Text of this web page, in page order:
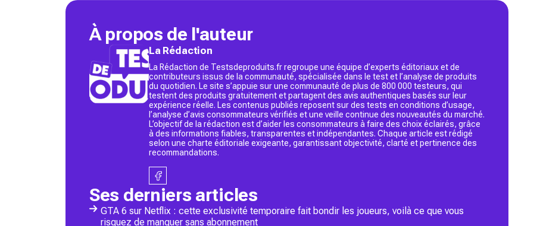
À propos de l'auteur
La Rédaction
La Rédaction de Testsdeproduits.fr regroupe une équipe d’experts éditoriaux et de
contributeurs issus de la communauté, spécialisée dans le test et l’analyse de produits
du quotidien. Le site s’appuie sur une communauté de plus de 800 000 testeurs, qui
testent des produits gratuitement et partagent des avis authentiques basés sur leur
expérience réelle. Les contenus publiés reposent sur des tests en conditions d’usage,
l’analyse d’avis consommateurs vérifiés et une veille continue des nouveautés du marché.
L’objectif de la rédaction est d’aider les consommateurs à faire des choix éclairés, grâce
à des informations fiables, transparentes et indépendantes. Chaque article est rédigé
selon une charte éditoriale exigeante, garantissant objectivité, clarté et pertinence des
recommandations.
Ses derniers articles
GTA 6 sur Netflix : cette exclusivité temporaire fait bondir les joueurs, voilà ce que vous
risquez de manquer sans abonnement